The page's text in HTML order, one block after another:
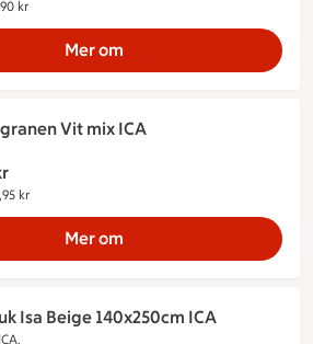
kr
Mer om
Vit mix ICA
kr
Mer om
Isa Beige 140x250cm ICA
ICA.